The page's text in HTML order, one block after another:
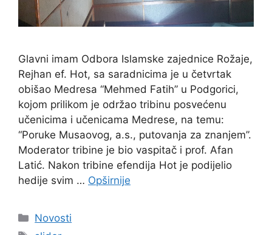
Glavni imam Odbora Islamske zajednice Rožaje,
Rejhan ef. Hot, sa saradnicima je u četvrtak
obišao Medresa “Mehmed Fatih” u Podgorici,
kojom prilikom je održao tribinu posvećenu
učenicima i učenicama Medrese, na temu:
“Poruke Musaovog, a.s., putovanja za znanjem”.
Moderator tribine je bio vaspitač i prof. Afan
Latić. Nakon tribine efendija Hot je podijelio
hedije svim … Opširnije
Kategorije
Novosti